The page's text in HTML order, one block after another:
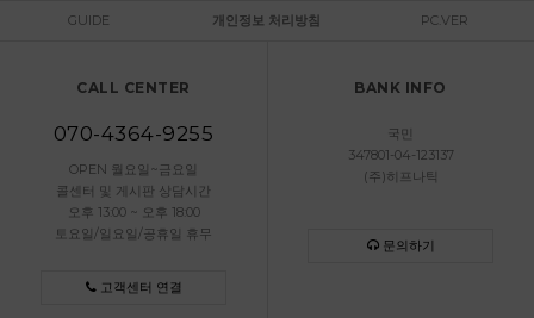
GUIDE 개인정보 처리방침 PC.VER
CALL CENTER
070-4364-9255
OPEN 월요일~금요일
콜센터 및 게시판 상담시간
오후 13:00 ~ 오후 18:00
토요일/일요일/공휴일 휴무
고객센터 연결
BANK INFO
국민
347801-04-123137
(주)히프나틱
문의하기